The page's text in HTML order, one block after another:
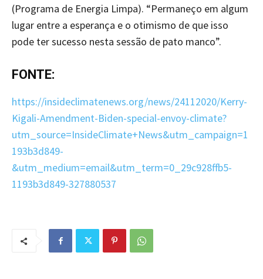
(Programa de Energia Limpa). “Permaneço em algum
lugar entre a esperança e o otimismo de que isso
pode ter sucesso nesta sessão de pato manco”.
FONTE:
https://insideclimatenews.org/news/24112020/Kerry-
Kigali-Amendment-Biden-special-envoy-climate?
utm_source=InsideClimate+News&utm_campaign=1
193b3d849-
&utm_medium=email&utm_term=0_29c928ffb5-
1193b3d849-327880537